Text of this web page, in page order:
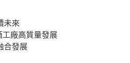
未來
廠高質量發展
合發展